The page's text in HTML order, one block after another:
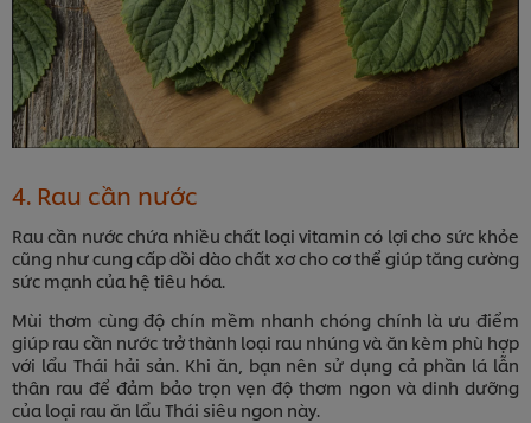
4. Rau cần nước
Rau cần nước chứa nhiều chất loại vitamin có lợi cho sức khỏe
cũng như cung cấp dồi dào chất xơ cho cơ thể giúp tăng cường
sức mạnh của hệ tiêu hóa.
Mùi thơm cùng độ chín mềm nhanh chóng chính là ưu điểm
giúp rau cần nước trở thành loại rau nhúng và ăn kèm phù hợp
với lẩu Thái hải sản. Khi ăn, bạn nên sử dụng cả phần lá lẫn
thân rau để đảm bảo trọn vẹn độ thơm ngon và dinh dưỡng
của loại rau ăn lẩu Thái siêu ngon này.